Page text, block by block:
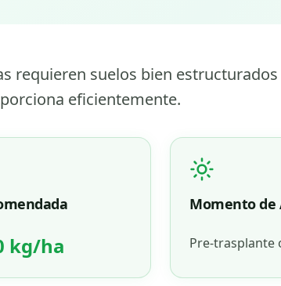
requieren suelos bien
eficientemente.
kg/ha
Momento de
Pre-trasplante